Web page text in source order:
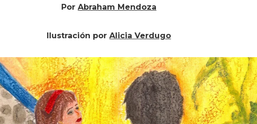
Por Abraham Mendoza
Ilustración por Alicia Verdugo